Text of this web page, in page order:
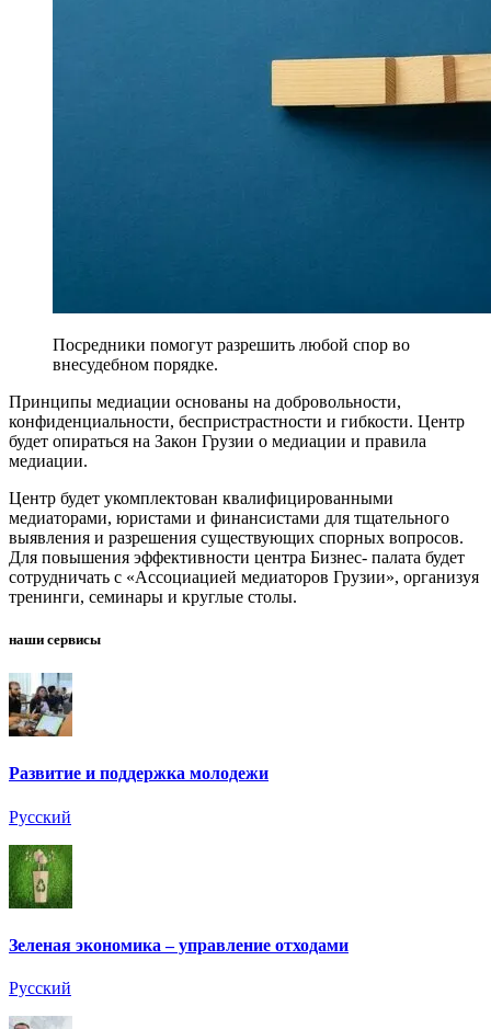
Посредники помогут разрешить любой спор во
внесудебном порядке.
Принципы медиации основаны на добровольности,
конфиденциальности, беспристрастности и гибкости. Центр
будет опираться на Закон Грузии о медиации и правила
медиации.
Центр будет укомплектован квалифицированными
медиаторами, юристами и финансистами для тщательного
выявления и разрешения существующих спорных вопросов.
Для повышения эффективности центра Бизнес- палата будет
сотрудничать с «Ассоциацией медиаторов Грузии», организуя
тренинги, семинары и круглые столы.
наши сервисы
Развитие и поддержка молодежи
Русский
Зеленая экономика – управление отходами
Русский